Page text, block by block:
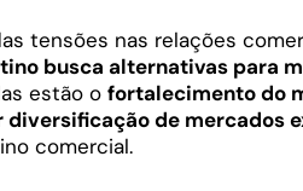
tensões nas relações
busca alternativas para
estão o fortalecimento do
de mercados
comercial.